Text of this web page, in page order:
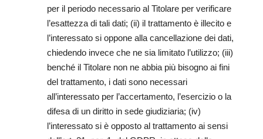
per il periodo necessario al Titolare per verificare
l’esattezza di tali dati; (ii) il trattamento è illecito e
l’interessato si oppone alla cancellazione dei dati,
chiedendo invece che ne sia limitato l’utilizzo; (iii)
benché il Titolare non ne abbia più bisogno ai fini
del trattamento, i dati sono necessari
all’interessato per l’accertamento, l’esercizio o la
difesa di un diritto in sede giudiziaria; (iv)
l’interessato si è opposto al trattamento ai sensi